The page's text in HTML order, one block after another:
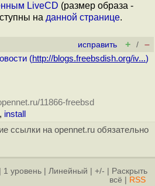
LiveCD (размер образа -
на данной странице.
исправить + / –
(http://blogs.freebsdish.org/iv...)
11866-freebsd
, install
ссылки на opennet.ru обязательно
1 уровень Линейный +/-
Раскрыть
всё
RSS